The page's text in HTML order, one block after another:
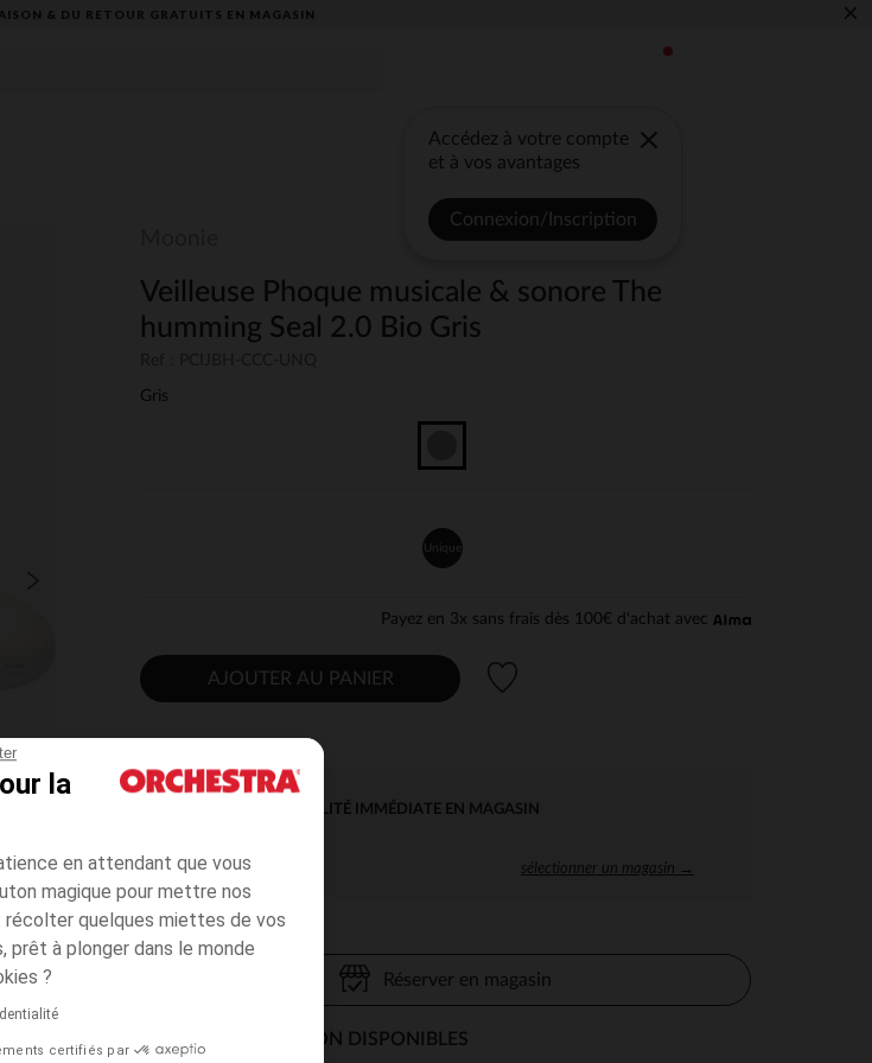
la
en attendant que vous
magique pour mettre nos
quelques miettes de vos
prêt à plonger dans le monde
?
certifiés par
& DU RETOUR GRATUITS EN MAGASIN​ ×
Accédez à votre compte
et à vos avantages
Connexion/Inscription
Veilleuse Phoque musicale & sonore The
humming Seal 2.0 Bio Gris
Gris
Unique
Payez en 3x sans frais dès 100€ d'achat avec
AJOUTER AU PANIER
DISPONIBILITÉ IMMÉDIATE EN MAGASIN
sélectionner un magasin →
Réserver en magasin
MODES DE LIVRAISON DISPONIBLES